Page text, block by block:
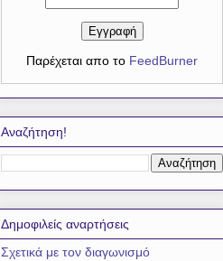
Παρέχεται απο το FeedBurner
Αναζήτηση!
Δημοφιλείς αναρτήσεις
Σχετικά με τον διαγωνισμό